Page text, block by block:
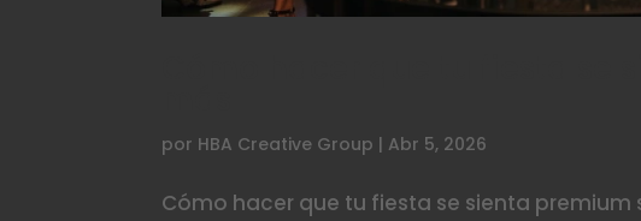
por HBA Creative Group | Abr 5, 2026
Cómo hacer que tu fiesta se sienta